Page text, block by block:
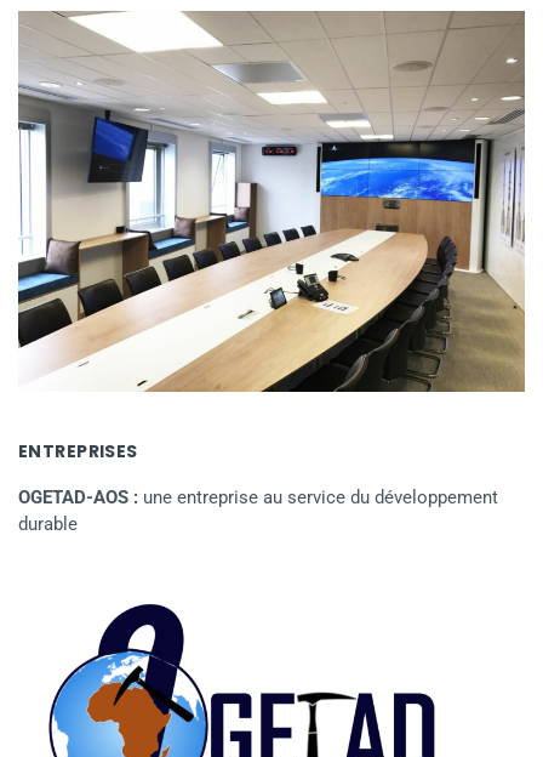
ENTREPRISES
OGETAD-AOS : une entreprise au service du développement
durable